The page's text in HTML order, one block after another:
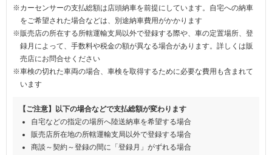
※カーセンサーの支払総額は店頭納車を前提にしています。自宅への納車
をご希望された場合などは、別途納車費用がかかります
※販売店の所在する所轄運輸支局以外で登録する際や、車の定置場所、登
録月によって、手数料や税金の額が異なる場合があります。詳しくは販
売店にお問合せください
※車検の切れた車両の場合、車検を取得するために必要な費用も含まれて
います
【ご注意】以下の場合などで支払総額が変わります
自宅などの指定の場所へ陸送納車を希望する場合
販売店所在地の所轄運輸支局以外で登録する場合
商談～契約～登録の間に「登録月」がずれる場合